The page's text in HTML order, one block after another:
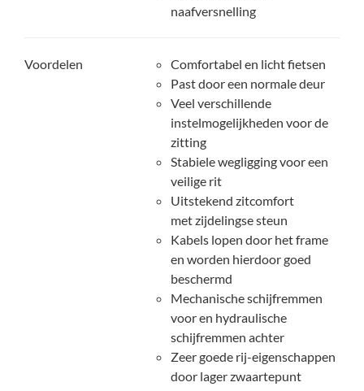
naafversnelling
Voordelen
Comfortabel en licht fietsen
Past door een normale deur
Veel verschillende
instelmogelijkheden voor de
zitting
Stabiele wegligging voor een
veilige rit
Uitstekend zitcomfort
met zijdelingse steun
Kabels lopen door het frame
en worden hierdoor goed
beschermd
Mechanische schijfremmen
voor en hydraulische
schijfremmen achter
Zeer goede rij-eigenschappen
door lager zwaartepunt